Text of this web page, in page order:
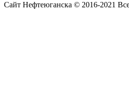
Сайт Нефтеюганска © 2016-2021